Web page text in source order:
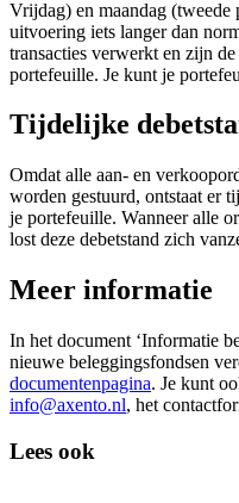
Vrijdag) en maandag (tweede
uitvoering iets langer dan
transacties verwerkt en zijn
portefeuille. Je kunt je
Tijdelijke
Omdat alle aan- en
worden gestuurd, ontstaat er
je portefeuille. Wanneer alle
lost deze debetstand zich
Meer informatie
In het document ‘Informatie
nieuwe beleggingsfondsen
documentenpagina. Je kunt
info@axento.nl, het
Lees ook